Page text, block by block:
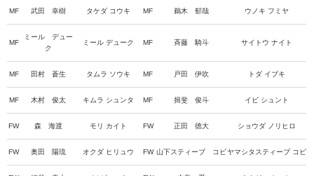
MF 武田 幸樹 タケダ コウキ MF 鵜木 郁哉 ウノキ フミヤ
MF
ミール デュー
ク
ミール デューク MF 斉藤 騎斗 サイトウ ナイト
MF 田村 蒼生 タムラ ソウキ MF 戸田 伊吹 トダ イブキ
MF 木村 俊太 キムラ シュンタ MF 揖斐 俊斗 イビ シュント
FW 森 海渡 モリ カイト FW 正田 徳大 ショウダ ノリヒロ
FW 奥田 陽琉 オクダ ヒリュウ FW 山下スティーブ コビヤマシタスティーブ コビ